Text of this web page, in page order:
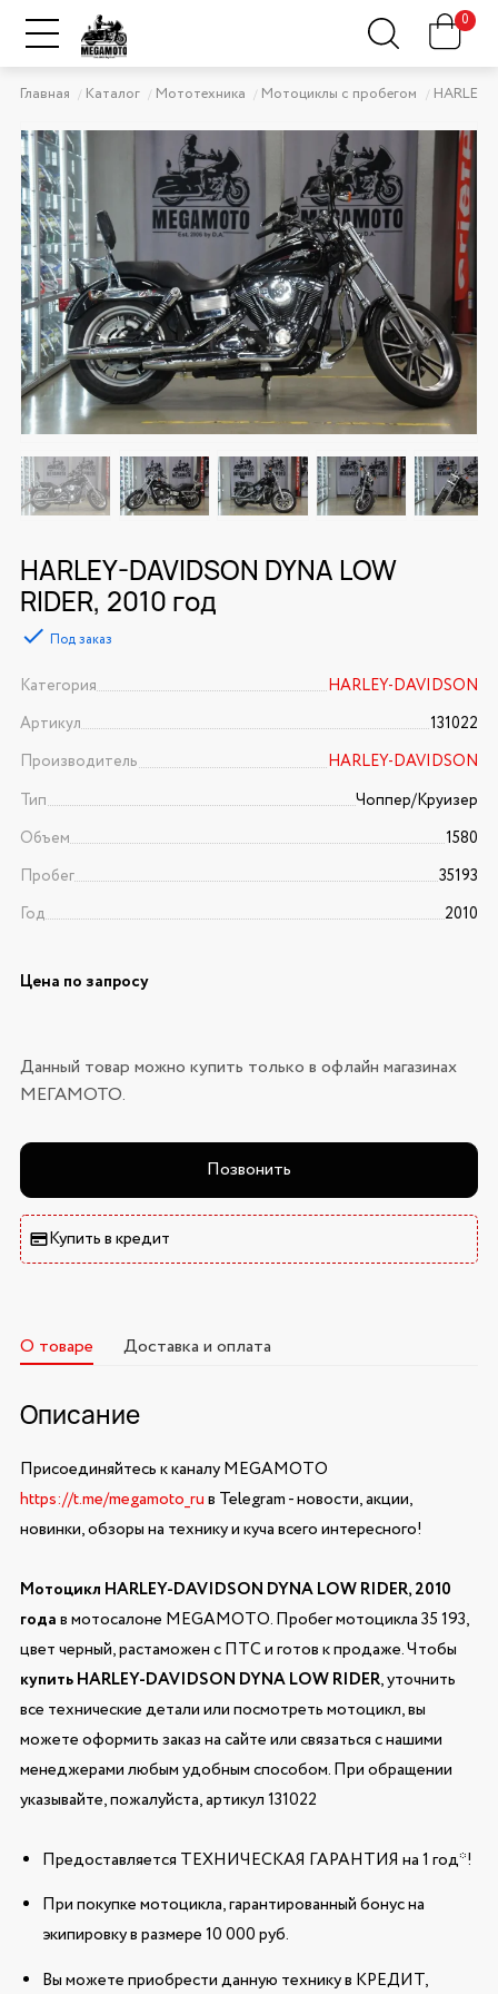
0
Главная Каталог Мототехника Мотоциклы с пробегом
HARLEY-DAVIDSON DYNA LOW
RIDER, 2010 год
Под заказ
Категория
HARLEY-DAVIDSON
Артикул
131022
Производитель
HARLEY-DAVIDSON
Тип
Чоппер/Круизер
Объем
1580
Пробег
35193
Год
2010
Цена по запросу
Данный товар можно купить только в офлайн магазинах
МЕГАМОТО.
Позвонить
Купить в кредит
О товаре Доставка и оплата
Описание
Присоединяйтесь к каналу MEGAMOTO
https://t.me/megamoto_ruв Telegram - новости, акции,
новинки, обзоры на технику и куча всего интересного!
Мотоцикл HARLEY-DAVIDSON DYNA LOW RIDER, 2010
годав мотосалоне MEGAMOTO. Пробег мотоцикла 35 193,
цвет черный, растаможен с ПТС и готов к продаже. Чтобы
купить HARLEY-DAVIDSON DYNA LOW RIDER, уточнить
все технические детали или посмотреть мотоцикл, вы
можете оформить заказ на сайте или связаться с нашими
менеджерами любым удобным способом. При обращении
указывайте, пожалуйста, артикул 131022
Предоставляется ТЕХНИЧЕСКАЯ ГАРАНТИЯ на 1 год*!
При покупке мотоцикла, гарантированный бонус на
экипировку в размере 10 000 руб.
Вы можете приобрести данную технику в КРЕДИТ,